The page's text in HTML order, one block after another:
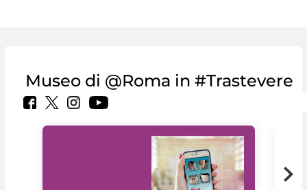
Museo di @Roma in #Trastevere